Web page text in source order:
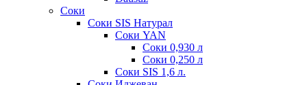
Соки
Соки SIS Натурал
Соки YAN
Соки 0,930 л
Соки 0,250 л
Соки SIS 1,6 л.